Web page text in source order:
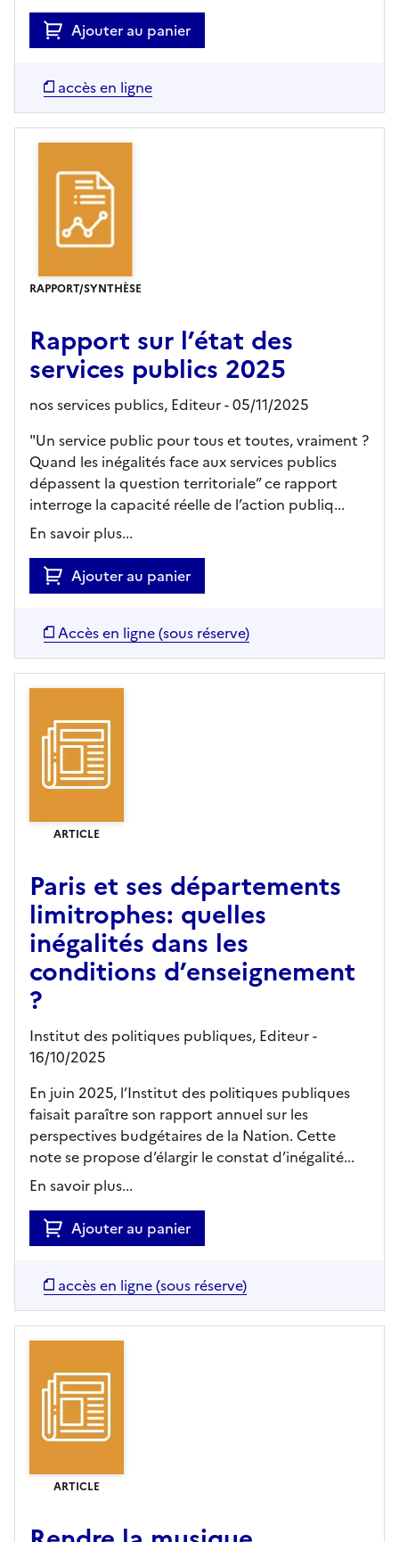
Ajouter au panier
accès en ligne
RAPPORT/SYNTHÈSE
Rapport sur l’état des
services publics 2025
nos services publics, Editeur- 05/11/2025
"Un service public pour tous et toutes, vraiment ?
Quand les inégalités face aux services publics
dépassent la question territoriale” ce rapport
interroge la capacité réelle de l’action publiq...
En savoir plus...
Ajouter au panier
Accès en ligne (sous réserve)
ARTICLE
Paris et ses départements
limitrophes: quelles
inégalités dans les
conditions d’enseignement
?
Institut des politiques publiques, Editeur-
16/10/2025
En juin 2025, l’Institut des politiques publiques
faisait paraître son rapport annuel sur les
perspectives budgétaires de la Nation. Cette
note se propose d’élargir le constat d’inégalité...
En savoir plus...
Ajouter au panier
accès en ligne (sous réserve)
ARTICLE